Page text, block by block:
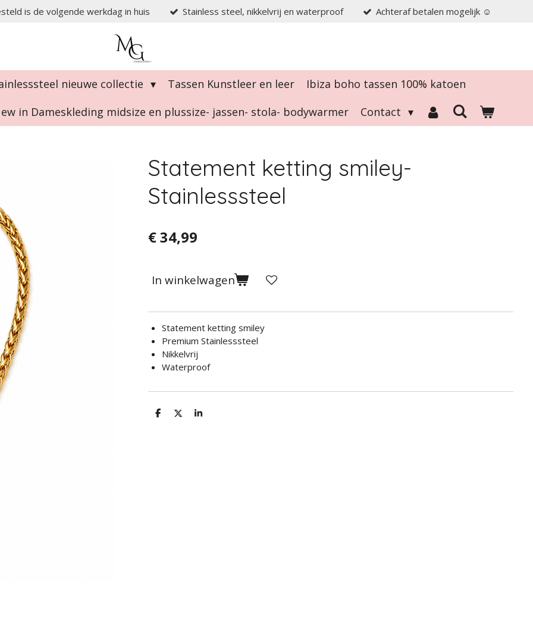
is de volgende werkdag in huis Stainless steel, nikkelvrij en waterproof Achteraf betalen mogelijk ☺️
nieuwe collectie Tassen Kunstleer en leer
Ibiza boho tassen 100% katoen
in Dameskleding midsize en plussize- jassen- stola- bodywarmer Contact
Statement ketting smiley-
Stainlesssteel
€ 34,99
In winkelwagen
Statement ketting smiley
Premium Stainlesssteel
Nikkelvrij
Waterproof
D
D
S